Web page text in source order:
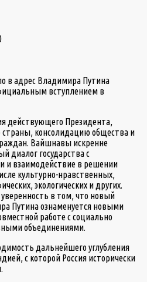
в адрес Владимира Путина
вступлением в
действующего Президента,
страны, консолидацию общества и
Вайшнавы искренне
диалог государства с
и взаимодействие в решении
культурно-нравственных,
экологических и других.
в том, что новый
Путина ознаменуется новыми
работе с социально
объединениями.
дальнейшего углубления
с которой Россия исторически